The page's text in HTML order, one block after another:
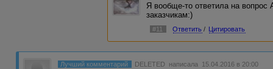
Я вообще-то ответила на
заказчикам:)
#11 Ответить / Цитировать
Лучший комментарий DELETED написала 15.04.2016 в 20:00